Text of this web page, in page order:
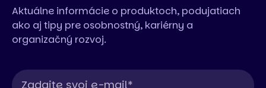
Aktuálne informácie o produktoch, podujatiach
ako aj tipy pre osobnostný, kariérny a
organizačný rozvoj.